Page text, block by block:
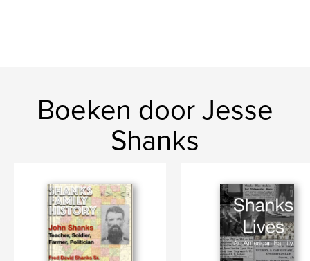
Boeken door Jesse
Shanks